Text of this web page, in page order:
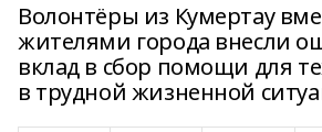
Волонтёры из Кумертау
жителями города внесли
вклад в сбор помощи для
в трудной жизненной